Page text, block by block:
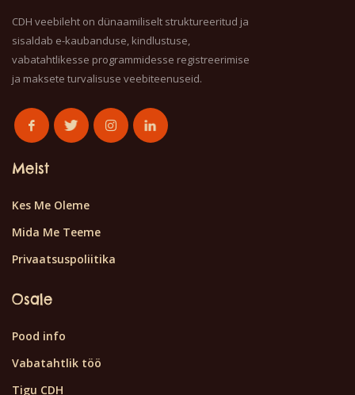
CDH veebileht on dünaamiliselt struktureeritud ja
sisaldab e-kaubanduse, kindlustuse,
vabatahtlikesse programmidesse registreerimise
ja maksete turvalisuse veebiteenuseid.
Meist
Kes Me Oleme
Mida Me Teeme
Privaatsuspoliitika
Osale
Pood info
Vabatahtlik töö
Tigu CDH